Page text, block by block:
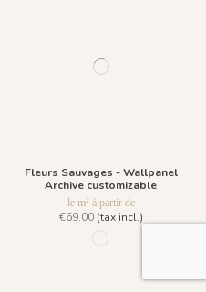
Fleurs Sauvages - Wallpanel
Archive customizable
le m² à partir de
€69.00(tax incl.)